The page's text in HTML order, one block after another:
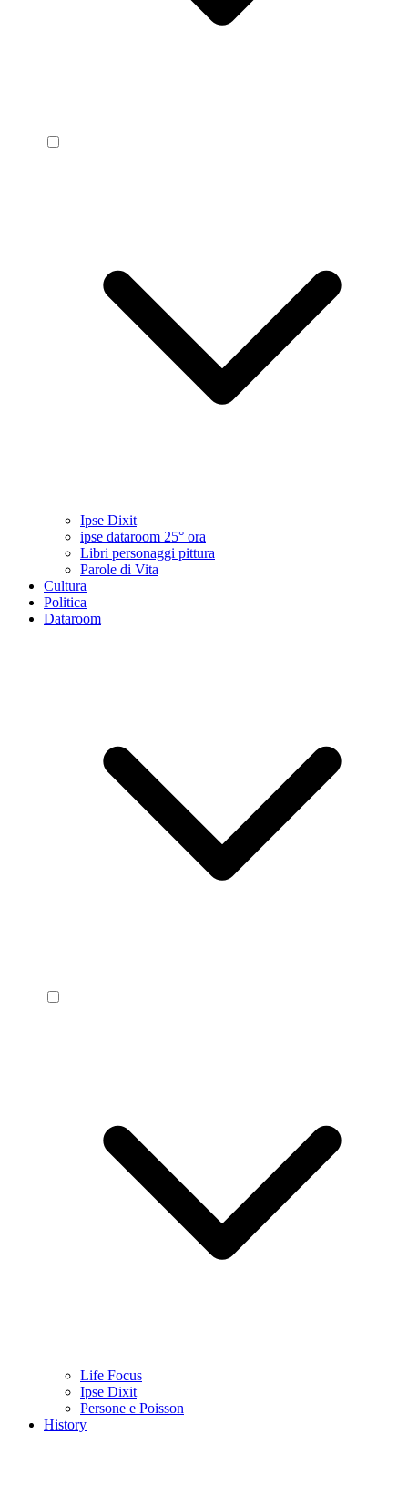
Ipse Dixit
ipse dataroom 25° ora
Libri personaggi pittura
Parole di Vita
Cultura
Politica
Dataroom
Life Focus
Ipse Dixit
Persone e Poisson
History